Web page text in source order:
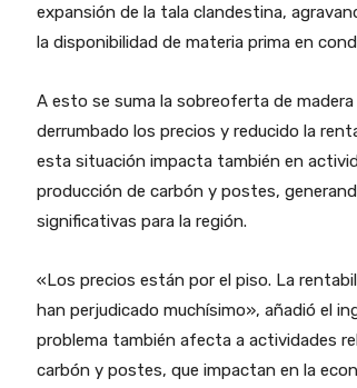
expansión de la tala clandestina,
la disponibilidad de materia prima en
A esto se suma la sobreoferta de
derrumbado los precios y reducido la
esta situación impacta también en
producción de carbón y postes,
significativas para la región.
«Los precios están por el piso. La
han perjudicado muchísimo», añadió el
problema también afecta a actividades
carbón y postes, que impactan en la